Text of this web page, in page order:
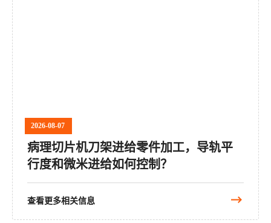
2026-08-07
病理切片机刀架进给零件加工，导轨平
行度和微米进给如何控制？
查看更多相关信息